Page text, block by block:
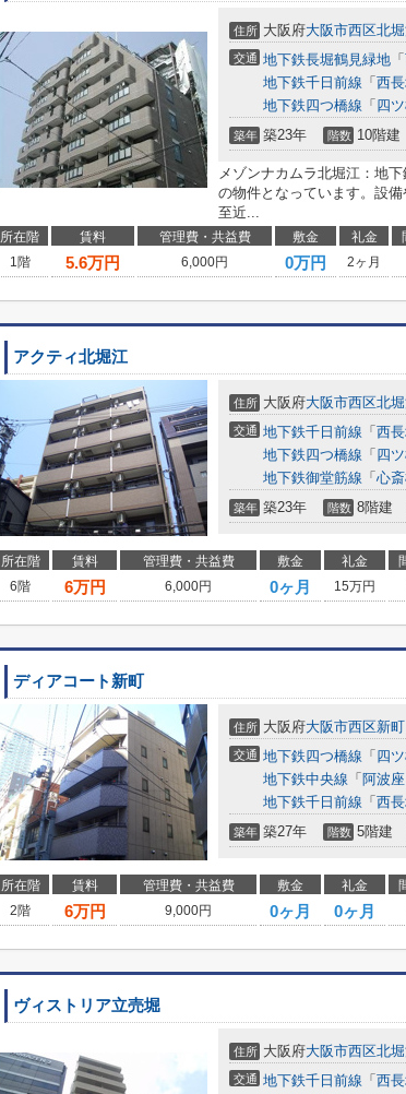
住所 大阪府大阪市西区北
交通 地下鉄長堀鶴見緑地 「
地下鉄千日前線 「 西
地下鉄四つ橋線 「 四
築年 築23年 階数 10階建
メゾンナカムラ北堀江：地
の物件となっています。設
至近...
所在階 賃料 管理費・共益費 敷金 礼金
1階
5.6万円 6,000円 0万円 2ヶ月
アクティ北堀江
住所 大阪府大阪市西区北
交通 地下鉄千日前線 「 西
地下鉄四つ橋線 「 四
地下鉄御堂筋線 「 心
築年 築23年 階数 8階建
所在階 賃料 管理費・共益費 敷金 礼金
6階
6万円 6,000円 0ヶ月 15万円
ディアコート新町
住所 大阪府大阪市西区新町
交通 地下鉄四つ橋線 「 四
地下鉄中央線 「 阿波座
地下鉄千日前線 「 西
築年 築27年 階数 5階建
所在階 賃料 管理費・共益費 敷金 礼金
2階
6万円 9,000円 0ヶ月 0ヶ月
ヴィストリア立売堀
住所 大阪府大阪市西区北
交通 地下鉄千日前線 「 西